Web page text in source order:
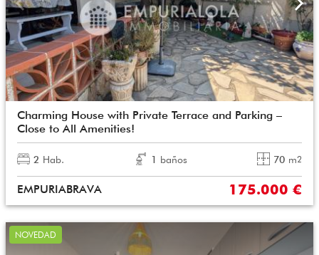
Charming House with Private Terrace and Parking –
Close to All Amenities!
2 Hab. 1 baños 70 m2
EMPURIABRAVA 175.000 €
NOVEDAD